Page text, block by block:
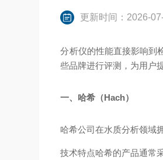
更新时间：2026-
分析仪的性能直接影响到
些品牌进行评测，为用户
一、哈希（Hach）
哈希公司在水质分析领域
技术特点哈希的产品通常